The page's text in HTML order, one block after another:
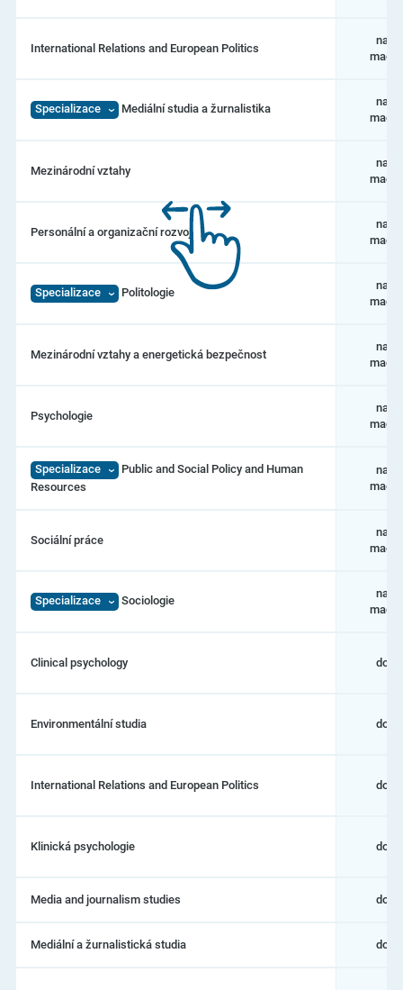
International Relations and European Politics
Specializace Mediální studia a žurnalistika
Mezinárodní vztahy
Personální a organizační rozvoj
Specializace Politologie
Mezinárodní vztahy a energetická bezpečnost
Psychologie
Specializace
Public and Social Policy and Human
Resources
Sociální práce
Specializace Sociologie
Clinical psychology
Environmentální studia
International Relations and European Politics
Klinická psychologie
Media and journalism studies
Mediální a žurnalistická studia